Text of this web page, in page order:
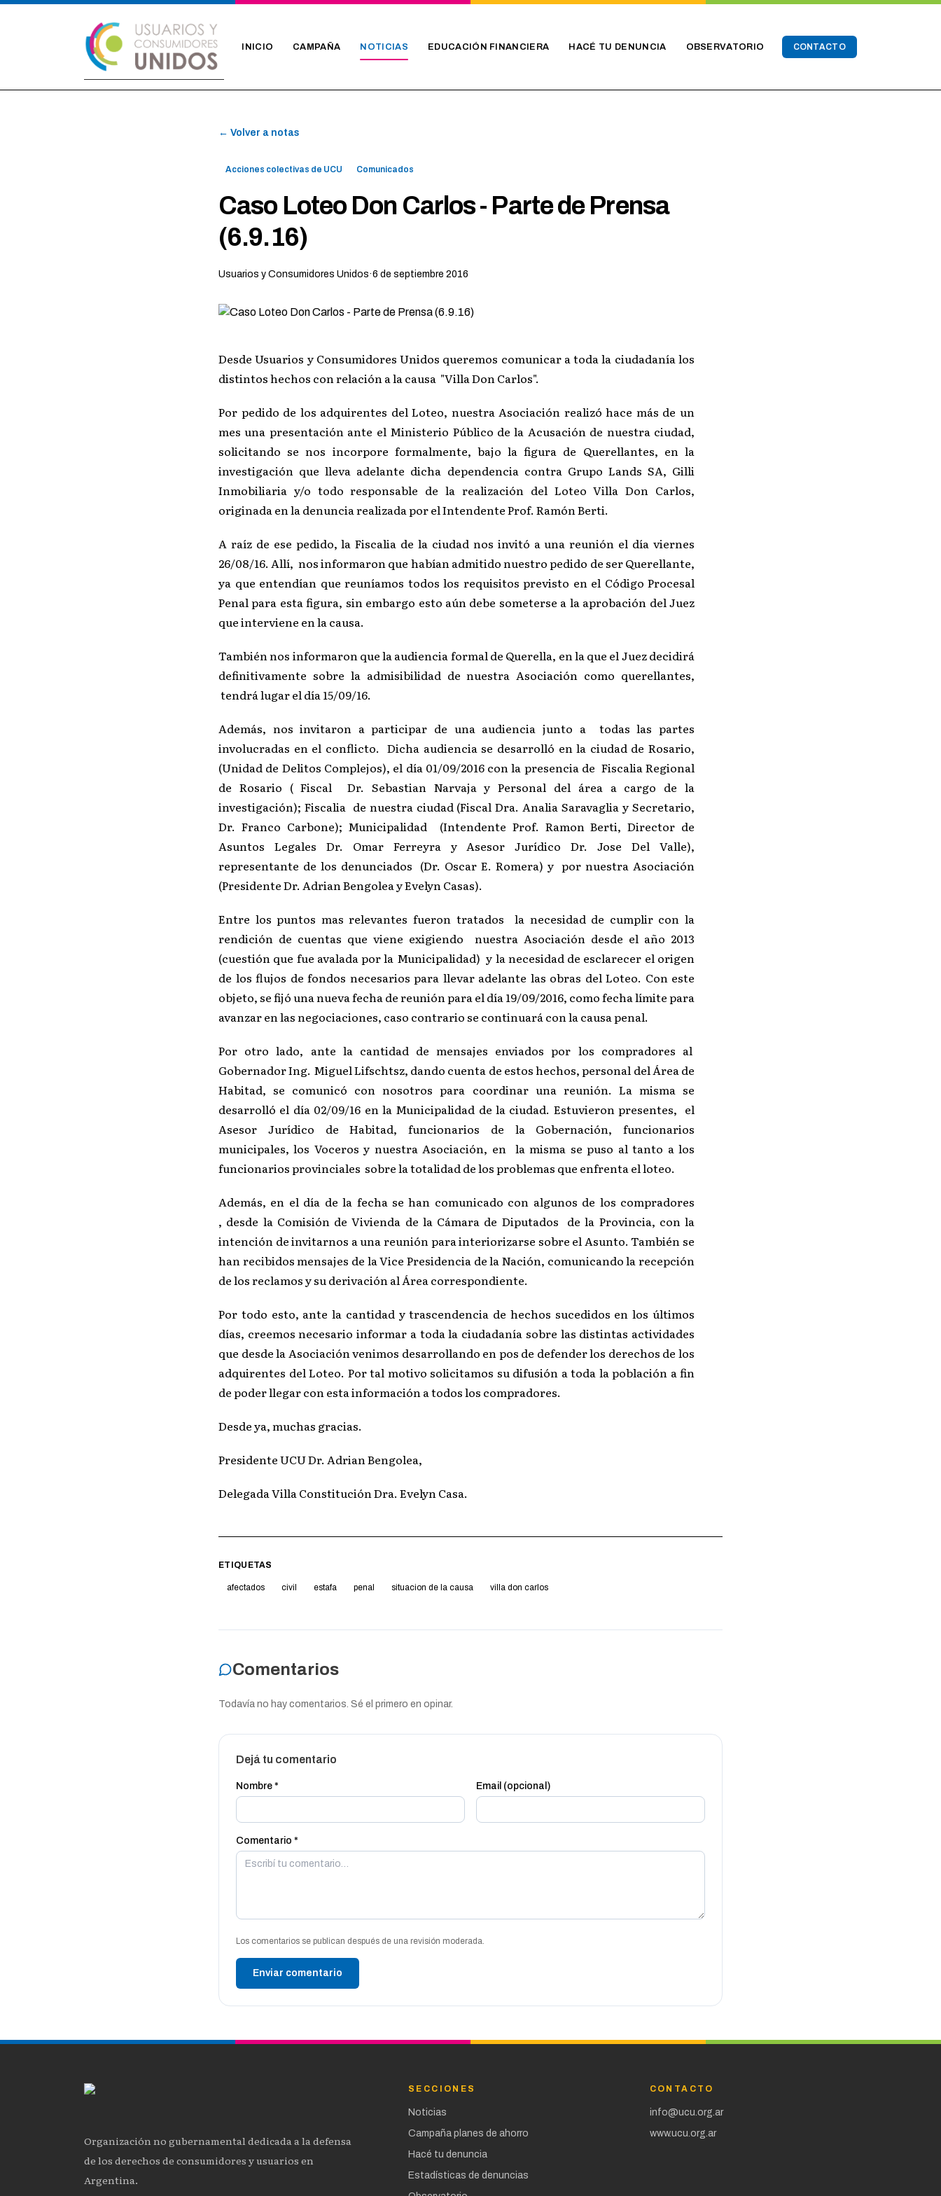
INICIO CAMPAÑA NOTICIAS EDUCACIÓN FINANCIERA HACÉ TU DENUNCIA OBSERVATORIO CONTACTO
← Volver a notas
Acciones colectivas de UCU Comunicados
Caso Loteo Don Carlos - Parte de Prensa
(6.9.16)
Usuarios y Consumidores Unidos·6 de septiembre 2016
Desde Usuarios y Consumidores Unidos queremos comunicar a toda la ciudadanía los
distintos hechos con relación a la causa "Villa Don Carlos".
Por pedido de los adquirentes del Loteo, nuestra Asociación realizó hace más de un
mes una presentación ante el Ministerio Público de la Acusación de nuestra ciudad,
solicitando se nos incorpore formalmente, bajo la figura de Querellantes, en la
investigación que lleva adelante dicha dependencia contra Grupo Lands SA, Gilli
Inmobiliaria y/o todo responsable de la realización del Loteo Villa Don Carlos,
originada en la denuncia realizada por el Intendente Prof. Ramón Berti.
A raíz de ese pedido, la Fiscalia de la ciudad nos invitó a una reunión el día viernes
26/08/16. Allí, nos informaron que habían admitido nuestro pedido de ser Querellante,
ya que entendían que reuníamos todos los requisitos previsto en el Código Procesal
Penal para esta figura, sin embargo esto aún debe someterse a la aprobación del Juez
que interviene en la causa.
También nos informaron que la audiencia formal de Querella, en la que el Juez decidirá
definitivamente sobre la admisibilidad de nuestra Asociación como querellantes,
tendrá lugar el día 15/09/16.
Además, nos invitaron a participar de una audiencia junto a todas las partes
involucradas en el conflicto. Dicha audiencia se desarrolló en la ciudad de Rosario,
(Unidad de Delitos Complejos), el día 01/09/2016 con la presencia de Fiscalia Regional
de Rosario ( Fiscal Dr. Sebastian Narvaja y Personal del área a cargo de la
investigación); Fiscalia de nuestra ciudad (Fiscal Dra. Analia Saravaglia y Secretario,
Dr. Franco Carbone); Municipalidad (Intendente Prof. Ramon Berti, Director de
Asuntos Legales Dr. Omar Ferreyra y Asesor Jurídico Dr. Jose Del Valle),
representante de los denunciados (Dr. Oscar E. Romera) y por nuestra Asociación
(Presidente Dr. Adrian Bengolea y Evelyn Casas).
Entre los puntos mas relevantes fueron tratados la necesidad de cumplir con la
rendición de cuentas que viene exigiendo nuestra Asociación desde el año 2013
(cuestión que fue avalada por la Municipalidad) y la necesidad de esclarecer el origen
de los flujos de fondos necesarios para llevar adelante las obras del Loteo. Con este
objeto, se fijó una nueva fecha de reunión para el día 19/09/2016, como fecha límite para
avanzar en las negociaciones, caso contrario se continuará con la causa penal.
Por otro lado, ante la cantidad de mensajes enviados por los compradores al
Gobernador Ing. Miguel Lifschtsz, dando cuenta de estos hechos, personal del Área de
Habitad, se comunicó con nosotros para coordinar una reunión. La misma se
desarrolló el día 02/09/16 en la Municipalidad de la ciudad. Estuvieron presentes, el
Asesor Jurídico de Habitad, funcionarios de la Gobernación, funcionarios
municipales, los Voceros y nuestra Asociación, en la misma se puso al tanto a los
funcionarios provinciales sobre la totalidad de los problemas que enfrenta el loteo.
Además, en el día de la fecha se han comunicado con algunos de los compradores
, desde la Comisión de Vivienda de la Cámara de Diputados de la Provincia, con la
intención de invitarnos a una reunión para interiorizarse sobre el Asunto. También se
han recibidos mensajes de la Vice Presidencia de la Nación, comunicando la recepción
de los reclamos y su derivación al Área correspondiente.
Por todo esto, ante la cantidad y trascendencia de hechos sucedidos en los últimos
días, creemos necesario informar a toda la ciudadanía sobre las distintas actividades
que desde la Asociación venimos desarrollando en pos de defender los derechos de los
adquirentes del Loteo. Por tal motivo solicitamos su difusión a toda la población a fin
de poder llegar con esta información a todos los compradores.
Desde ya, muchas gracias.
Presidente UCU Dr. Adrian Bengolea,
Delegada Villa Constitución Dra. Evelyn Casa.
ETIQUETAS
afectados civil estafa penal situacion de la causa villa don carlos
Comentarios
Todavía no hay comentarios. Sé el primero en opinar.
Dejá tu comentario
Nombre * Email (opcional)
Comentario *
Los comentarios se publican después de una revisión moderada.
Enviar comentario
Organización no gubernamental dedicada a la defensa
de los derechos de consumidores y usuarios en
Argentina.
SECCIONES
Noticias
Campaña planes de ahorro
Hacé tu denuncia
Estadísticas de denuncias
CONTACTO
info@ucu.org.ar
www.ucu.org.ar